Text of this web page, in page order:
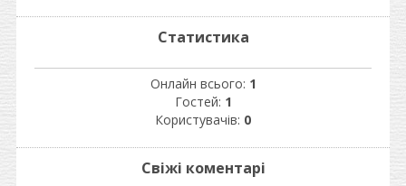
Статистика
Онлайн всього: 1
Гостей: 1
Користувачів: 0
Свіжі коментарі